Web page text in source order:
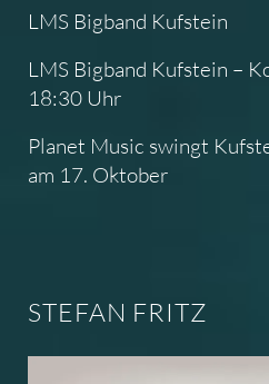
LMS Bigband Kufstein
LMS Bigband Kufstein –
18:30 Uhr
Planet Music swingt
am 17. Oktober
STEFAN FRITZ